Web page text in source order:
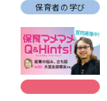
保育者の学び